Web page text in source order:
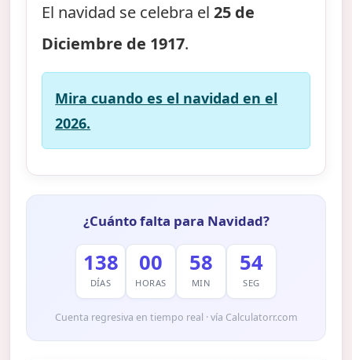
El navidad se celebra el25 de
Diciembre de 1917.
Mira cuando es el navidad en el
2026.
¿Cuánto falta para Navidad?
138
DÍAS
00
HORAS
58
MIN
53
SEG
Cuenta regresiva en tiempo real · vía Calculatorr.com